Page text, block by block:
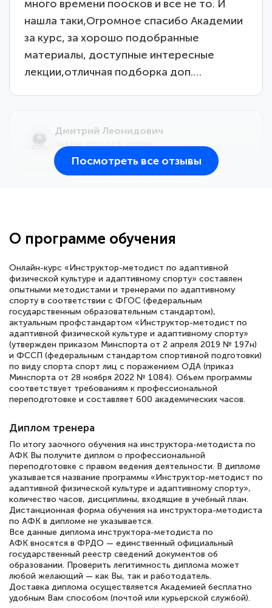
много времени поосков и все не то. И
нашла таки,Огромное спасибо Академии
за курс, за хорошо подобранные
материалы, доступные интересные
лекции,отличная подборка доп.…
Дмитрий Леонидович
большое количество методических
сдачи итоговой аттестации. Спасибо
Елена Кравченко
Знаток города 5 уровня
18 марта 2026
Выражаю благодарность за курс
русскому языку и литературе". Много
полезных материалов помогли
подготовиться к тестированию. Это
книги, методические рекомендации,
статьи. Времени на подготовку
достаточно. Курс помогает пройти
аттестацию в школе. Спасибо!
Евгения Коротких
Знаток города 2 уровня
Посмотреть все отзывы
О программе обучения
Онлайн-курс «Инструктор-методист по адаптивной
физической культуре и адаптивному спорту» составлен
опытными методистами и тренерами по адаптивному
спорту в соответствии с ФГОС (федеральным
государственным образовательным стандартом),
актуальным профстандартом «Инструктор-методист по
адаптивной физической культуре и адаптивному спорту»
(утвержден приказом Минспорта от 2 апреля 2019 № 197н)
и ФССП (федеральным стандартом спортивной подготовки)
по виду спорта спорт лиц с поражением ОДА (приказ
Минспорта от 28 ноября 2022 № 1084). Объем программы
соответствует требованиям к профессиональной
переподготовке и составляет 600 академических часов.
Диплом тренера
По итогу заочного обучения на инструктора-методиста по
АФК Вы получите диплом о профессиональной
переподготовке с правом ведения деятельности. В дипломе
указывается название программы «Инструктор-методист по
адаптивной физической культуре и адаптивному спорту»,
количество часов, дисциплины, входящие в учебный план.
Дистанционная форма обучения на инструктора-методиста
по АФК в дипломе не указывается.
Все данные диплома инструктора-методиста по
АФК вносятся в ФРДО — единственный официальный
государственный реестр сведений документов об
образовании. Проверить легитимность диплома может
любой желающий — как Вы, так и работодатель.
Доставка диплома осуществляется Академией бесплатно
удобным Вам способом (почтой или курьерской службой).